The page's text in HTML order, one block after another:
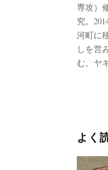
専攻）
究。
河町に
しを営
む。ヤ
よく